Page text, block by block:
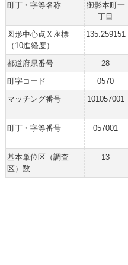
町丁・字等名称
御影本町一
丁目
図形中心点Ｘ座標
（10進経度）
135.259151
都道府県番号 28
町字コード
0570
マッチング番号
101057001
町丁・字等番号 057001
基本単位区（調査
区）数
13